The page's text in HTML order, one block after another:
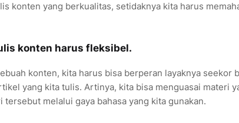
konten yang berkualitas, setidaknya kita harus
konten harus fleksibel.
konten, kita harus bisa berperan layaknya seekor
yang kita tulis. Artinya, kita bisa menguasai materi
tersebut melalui gaya bahasa yang kita gunakan.